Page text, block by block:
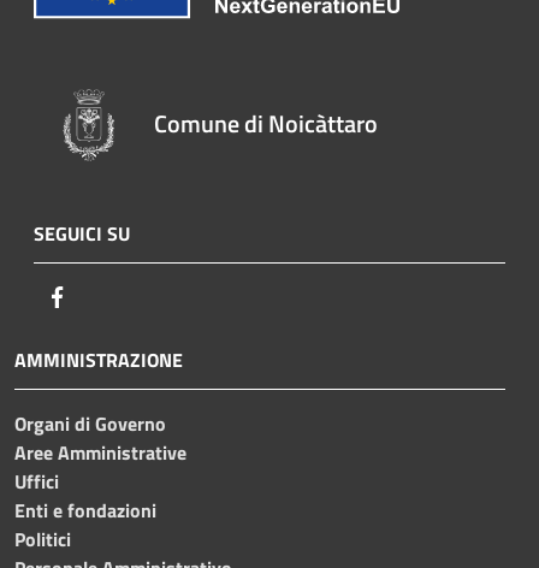
Comune di Noicàttaro
SEGUICI SU
AMMINISTRAZIONE
Organi di Governo
Aree Amministrative
Uffici
Enti e fondazioni
Politici